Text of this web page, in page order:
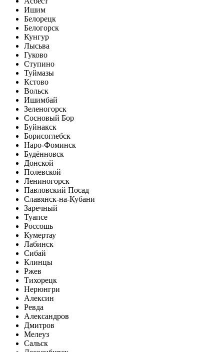
Ишим
Белорецк
Белогорск
Кунгур
Лысьва
Гуково
Ступино
Туймазы
Кстово
Вольск
Ишимбай
Зеленогорск
Сосновый Бор
Буйнакск
Борисоглебск
Наро-Фоминск
Будённовск
Донской
Полевской
Лениногорск
Павловский Посад
Славянск-на-Кубани
Заречный
Туапсе
Россошь
Кумертау
Лабинск
Сибай
Клинцы
Ржев
Тихорецк
Нерюнгри
Алексин
Ревда
Александров
Дмитров
Мелеуз
Сальск